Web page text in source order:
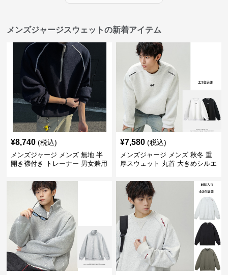
メンズジャージスウェットの新着アイテム
¥8,740 (税込)
メンズジャージ メンズ 無地 半
開き襟付き トレーナー 男女兼用
¥7,580 (税込)
メンズジャージ メンズ 秋冬 重
厚スウェット 丸首 大きめシルエ